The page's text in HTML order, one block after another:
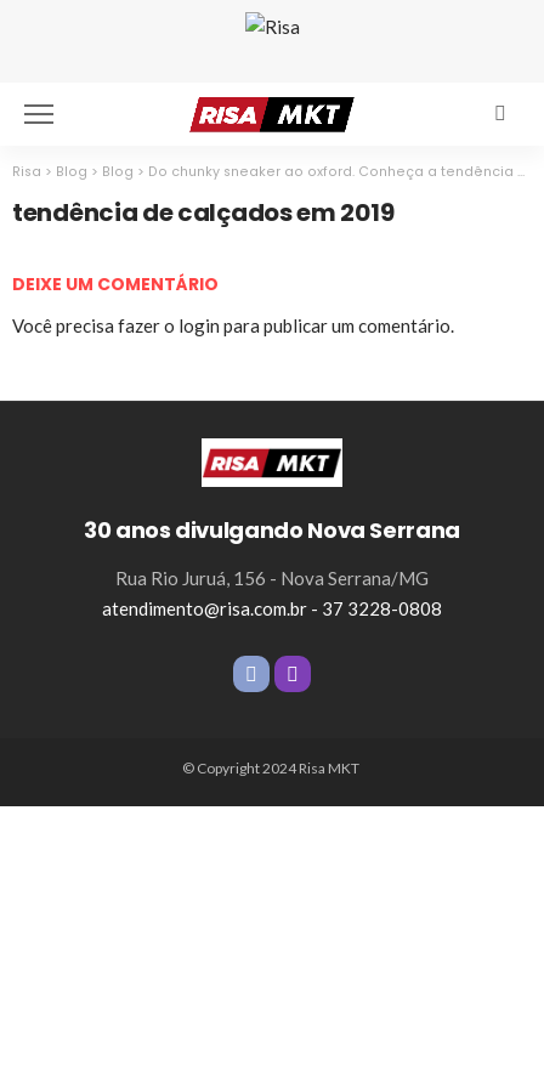
Risa > Blog > Blog > Do chunky sneaker ao oxford. Conheça a tendência de calçados em 2019
tendência de calçados em 2019
DEIXE UM COMENTÁRIO
Você precisa fazer o login para publicar um comentário.
30 anos divulgando Nova Serrana
Rua Rio Juruá, 156 - Nova Serrana/MG
atendimento@risa.com.br - 37 3228-0808
© Copyright 2024 Risa MKT